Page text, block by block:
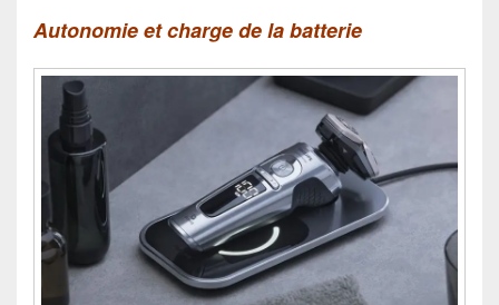
Autonomie et charge de la batterie